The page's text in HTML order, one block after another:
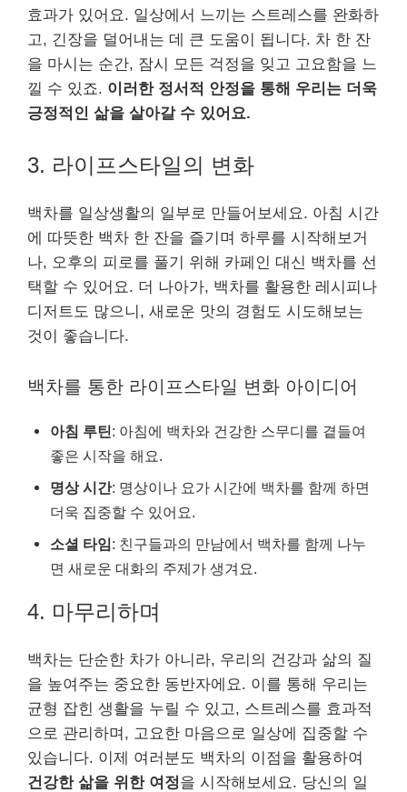
효과가 있어요. 일상에서 느끼는 스트레스를 완화하
고, 긴장을 덜어내는 데 큰 도움이 됩니다. 차 한 잔
을 마시는 순간, 잠시 모든 걱정을 잊고 고요함을 느
낄 수 있죠. 이러한 정서적 안정을 통해 우리는 더욱
긍정적인 삶을 살아갈 수 있어요.
3. 라이프스타일의 변화
백차를 일상생활의 일부로 만들어보세요. 아침 시간
에 따뜻한 백차 한 잔을 즐기며 하루를 시작해보거
나, 오후의 피로를 풀기 위해 카페인 대신 백차를 선
택할 수 있어요. 더 나아가, 백차를 활용한 레시피나
디저트도 많으니, 새로운 맛의 경험도 시도해보는
것이 좋습니다.
백차를 통한 라이프스타일 변화 아이디어
아침 루틴: 아침에 백차와 건강한 스무디를 곁들여
좋은 시작을 해요.
명상 시간: 명상이나 요가 시간에 백차를 함께 하면
더욱 집중할 수 있어요.
소셜 타임: 친구들과의 만남에서 백차를 함께 나누
면 새로운 대화의 주제가 생겨요.
4. 마무리하며
백차는 단순한 차가 아니라, 우리의 건강과 삶의 질
을 높여주는 중요한 동반자에요. 이를 통해 우리는
균형 잡힌 생활을 누릴 수 있고, 스트레스를 효과적
으로 관리하며, 고요한 마음으로 일상에 집중할 수
있습니다. 이제 여러분도 백차의 이점을 활용하여
건강한 삶을 위한 여정을 시작해보세요. 당신의 일